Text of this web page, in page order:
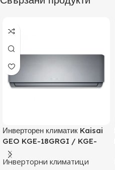
Инверторен климатик Kaisai
GEO KGE-18GRGI / KGE-
18GRGO, 18000 BTU, Клас
A++
Инверторни климатици